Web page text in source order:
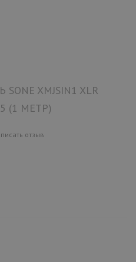
XMJSIN1 XLR
(1 МЕТР)
отзыв